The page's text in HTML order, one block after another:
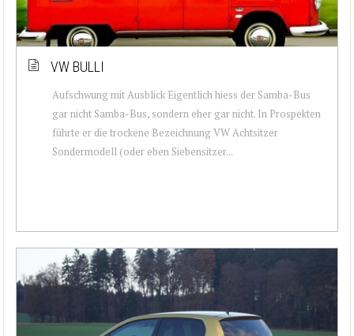
VW BULLI
Aufschwung mit Ausblick Eigentlich hiess der Samba-Bus
gar nicht Samba-Bus, sondern eher gar nicht. In Prospekten
führte er die trockene Bezeichnung VW Achtsitzer
Sondermodell (oder eben Siebensitzer...